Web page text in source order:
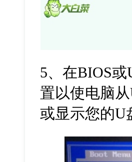
5、在BIOS或
置以使电脑从
或显示您的U